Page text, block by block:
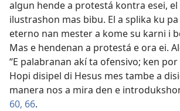
algun hende a protestá kontra esei,
ilustrashon mas bibu. El a splika ku
eterno nan mester a kome su karni i
Mas e hendenan a protestá e ora ei.
“E palabranan akí ta ofensivo; ken por
Hopi disipel di Hesus mes tambe a
manera nos a mira den e
60, 66.